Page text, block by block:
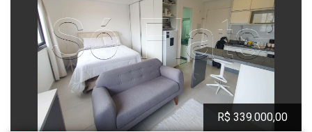
R$ 339.000,00